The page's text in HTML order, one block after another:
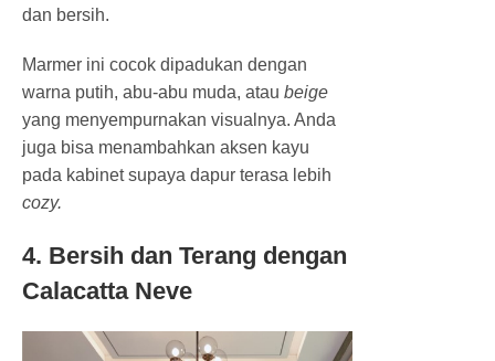
dan bersih.
Marmer ini cocok dipadukan dengan
warna putih, abu-abu muda, atau beige
yang menyempurnakan visualnya. Anda
juga bisa menambahkan aksen kayu
pada kabinet supaya dapur terasa lebih
cozy.
4. Bersih dan Terang dengan
Calacatta Neve